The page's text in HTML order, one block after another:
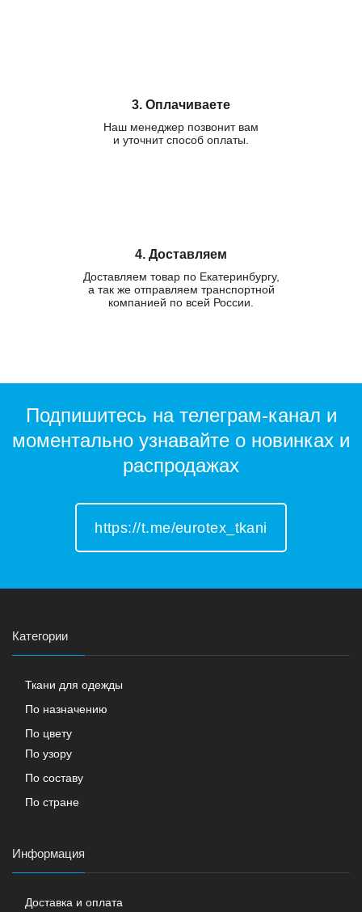
3. Оплачиваете
Наш менеджер позвонит вам
и уточнит способ оплаты.
4. Доставляем
Доставляем товар по Екатеринбургу,
а так же отправляем транспортной
компанией по всей России.
Подпишитесь на телеграм-канал и
моментально узнавайте о новинках и
распродажах
https://t.me/eurotex_tkani
Категории
Ткани для одежды
По назначению
По цвету
По узору
По составу
По стране
Информация
Доставка и оплата